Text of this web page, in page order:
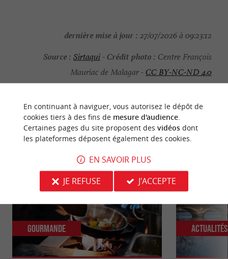
dernière mise à jour : 27/07/2026 à 09:23:12
Source : Sirtaqui-Crédit photo : Centre François
Mauriac de Malagar -CC BY-NC-ND 4.0
NOUS AVONS TESTÉPOUR VOUS
Gourmande Actualités
En continuant à naviguer, vous autorisez le dépôt de
cookies tiers à des fins de mesure d'audience.
Certaines pages du site proposent des vidéosdont
les plateformes déposent également des cookies.
EN SAVOIR PLUS
JE REFUSE
J'ACCEPTE